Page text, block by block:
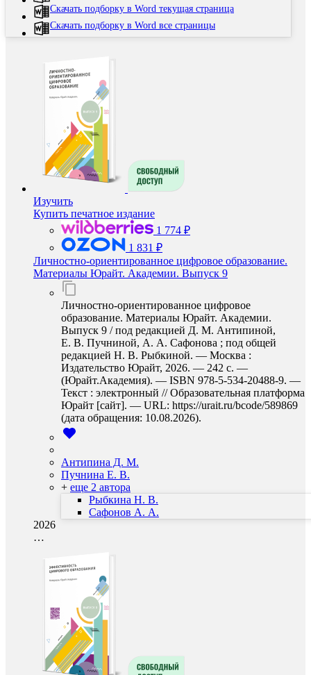
Скачать подборку в Word текущая страница
Скачать подборку в Word все страницы
Изучить
Купить печатное издание
1 774 ₽
1 831 ₽
Личностно-ориентированное цифровое образование.
Материалы Юрайт. Академии. Выпуск 9
Личностно-ориентированное цифровое
образование. Материалы Юрайт. Академии.
Выпуск 9 / под редакцией Д. М. Антипиной,
Е. В. Пучниной, А. А. Сафонова ; под общей
редакцией Н. В. Рыбкиной. — Москва :
Издательство Юрайт, 2026. — 242 с. —
(Юрайт.Академия). — ISBN 978-5-534-20488-9. —
Текст : электронный // Образовательная платформа
Юрайт [сайт]. — URL: https://urait.ru/bcode/589869
(дата обращения: 10.08.2026).
Антипина Д. М.
Пучнина Е. В.
+ еще 2 автора
Рыбкина Н. В.
Сафонов А. А.
2026
…